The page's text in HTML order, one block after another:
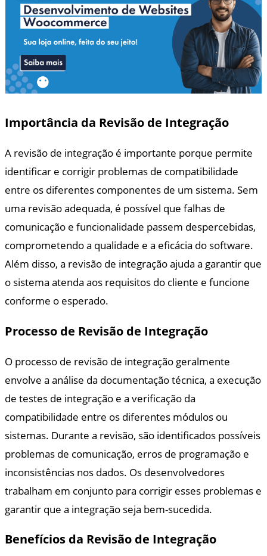
Importância da Revisão de Integração
A revisão de integração é importante porque permite
identificar e corrigir problemas de compatibilidade
entre os diferentes componentes de um sistema. Sem
uma revisão adequada, é possível que falhas de
comunicação e funcionalidade passem despercebidas,
comprometendo a qualidade e a eficácia do software.
Além disso, a revisão de integração ajuda a garantir que
o sistema atenda aos requisitos do cliente e funcione
conforme o esperado.
Processo de Revisão de Integração
O processo de revisão de integração geralmente
envolve a análise da documentação técnica, a execução
de testes de integração e a verificação da
compatibilidade entre os diferentes módulos ou
sistemas. Durante a revisão, são identificados possíveis
problemas de comunicação, erros de programação e
inconsistências nos dados. Os desenvolvedores
trabalham em conjunto para corrigir esses problemas e
garantir que a integração seja bem-sucedida.
Benefícios da Revisão de Integração